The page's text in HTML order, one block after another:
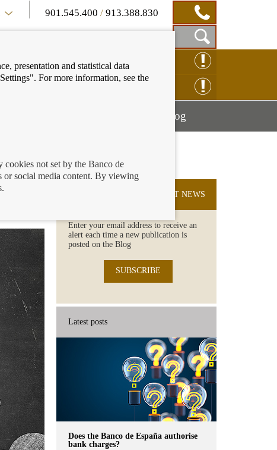
901.545.400 /913.388.830
Show
Search
Box
CLAIM ONLINE
BlogMostrar
SUBSCRIBE TO THE LATEST NEWS
Enter your email address to receive an
alert each time a new publication is
posted on the Blog
SUBSCRIBE
Latest posts
Does the Banco de España authorise
bank charges?
presentation and statistical data
For more information, see the
not set by the Banco de
or social media content. By viewing